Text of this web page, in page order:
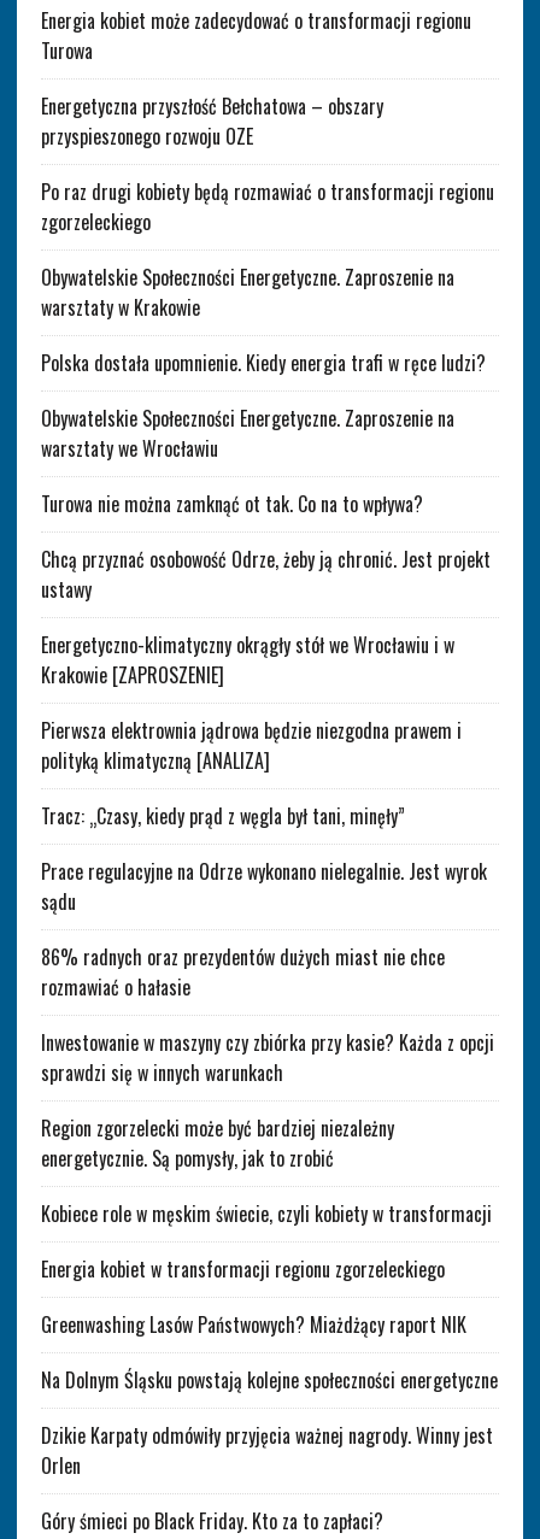
Energia kobiet może zadecydować o transformacji regionu
Turowa
Energetyczna przyszłość Bełchatowa – obszary
przyspieszonego rozwoju OZE
Po raz drugi kobiety będą rozmawiać o transformacji regionu
zgorzeleckiego
Obywatelskie Społeczności Energetyczne. Zaproszenie na
warsztaty w Krakowie
Polska dostała upomnienie. Kiedy energia trafi w ręce ludzi?
Obywatelskie Społeczności Energetyczne. Zaproszenie na
warsztaty we Wrocławiu
Turowa nie można zamknąć ot tak. Co na to wpływa?
Chcą przyznać osobowość Odrze, żeby ją chronić. Jest projekt
ustawy
Energetyczno-klimatyczny okrągły stół we Wrocławiu i w
Krakowie [ZAPROSZENIE]
Pierwsza elektrownia jądrowa będzie niezgodna prawem i
polityką klimatyczną [ANALIZA]
Tracz: „Czasy, kiedy prąd z węgla był tani, minęły”
Prace regulacyjne na Odrze wykonano nielegalnie. Jest wyrok
sądu
86% radnych oraz prezydentów dużych miast nie chce
rozmawiać o hałasie
Inwestowanie w maszyny czy zbiórka przy kasie? Każda z opcji
sprawdzi się w innych warunkach
Region zgorzelecki może być bardziej niezależny
energetycznie. Są pomysły, jak to zrobić
Kobiece role w męskim świecie, czyli kobiety w transformacji
Energia kobiet w transformacji regionu zgorzeleckiego
Greenwashing Lasów Państwowych? Miażdżący raport NIK
Na Dolnym Śląsku powstają kolejne społeczności energetyczne
Dzikie Karpaty odmówiły przyjęcia ważnej nagrody. Winny jest
Orlen
Góry śmieci po Black Friday. Kto za to zapłaci?